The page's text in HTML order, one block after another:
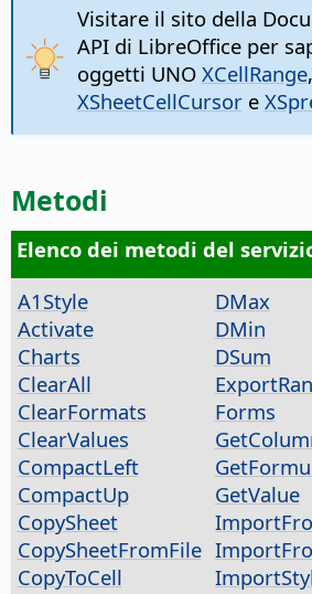
Visitare il sito della
API di LibreOffice per
oggetti UNO XCellRange,
XSheetCellCursore
Metodi
Elenco dei metodi del
A1Style
Activate
Charts
ClearAll
ClearFormats
ClearValues
CompactLeft
CompactUp
CopySheet
CopySheetFromFile
CopyToCell
DMax
DMin
DSum
Forms
GetValue